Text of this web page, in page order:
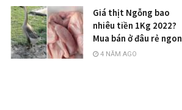
Giá thịt Ngỗng bao
nhiêu tiền 1Kg 2022?
Mua bán ở đâu rẻ ngon
4 NĂM AGO